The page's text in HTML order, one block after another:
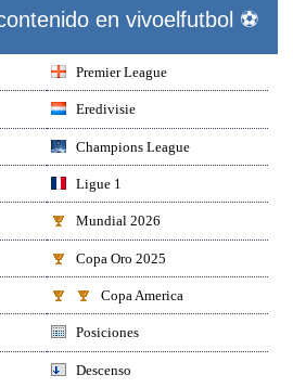
en vivoelfutbol ⚽
Premier League
Eredivisie
Champions League
Ligue 1
Mundial 2026
Copa Oro 2025
Copa America
Posiciones
Descenso